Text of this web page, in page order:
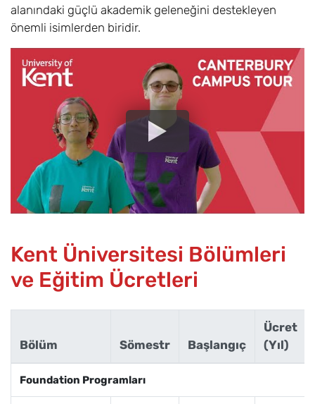
alanındaki güçlü akademik geleneğini destekleyen
önemli isimlerden biridir.
Kent Üniversitesi Bölümleri
ve Eğitim Ücretleri
Bölüm Sömestr Başlangıç
Ücret
(Yıl)
Foundation Programları